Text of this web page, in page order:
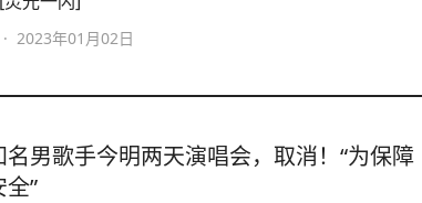
· 2023年01月02日
男歌手今明两天演唱会，取消！“为保障
”